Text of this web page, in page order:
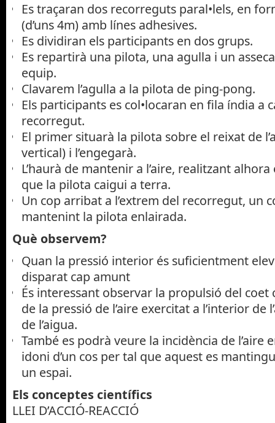
Es traçaran dos recorreguts paral•lels, en
(d’uns 4m) amb línes adhesives.
Es dividiran els participants en dos grups.
Es repartirà una pilota, una agulla i un
equip.
Clavarem l’agulla a la pilota de ping-pong.
Els participants es col•locaran en fila índia a
recorregut.
El primer situarà la pilota sobre el reixat de
vertical) i l’engegarà.
L’haurà de mantenir a l’aire, realitzant
que la pilota caigui a terra.
Un cop arribat a l’extrem del recorregut, un
mantenint la pilota enlairada.
Què observem?
Quan la pressió interior és suficientment
disparat cap amunt
És interessant observar la propulsió del coet
de la pressió de l’aire exercitat a l’interior de
de l’aigua.
També es podrà veure la incidència de l’aire
idoni d’un cos per tal que aquest es
un espai.
Els conceptes científics
LLEI D’ACCIÓ-REACCIÓ